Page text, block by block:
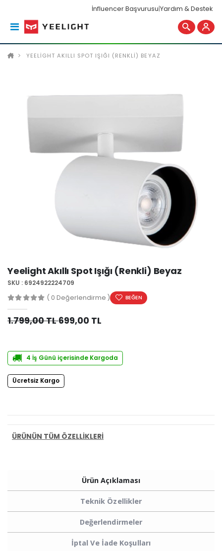
İnfluencer Başvurusu|Yardım & Destek
YEELIGHT AKILLI SPOT IŞIĞI (RENKLI) BEYAZ
Yeelight Akıllı Spot Işığı (Renkli) Beyaz
SKU : 6924922224709
( 0 Değerlendirme )
BEĞEN
1.799,00 TL699,00 TL
4 İş Günü içerisinde Kargoda
Ücretsiz Kargo
PAYLAŞ:
ÜRÜNÜN TÜM ÖZELLİKLERİ
Ürün Açıklaması
Teknik Özellikler
Değerlendirmeler
İptal Ve İade Koşulları